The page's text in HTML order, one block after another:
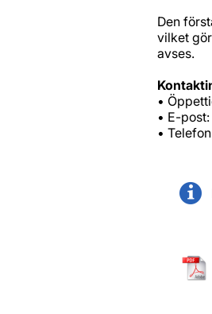
Den
vilket
avses.
•
• E-post:
•